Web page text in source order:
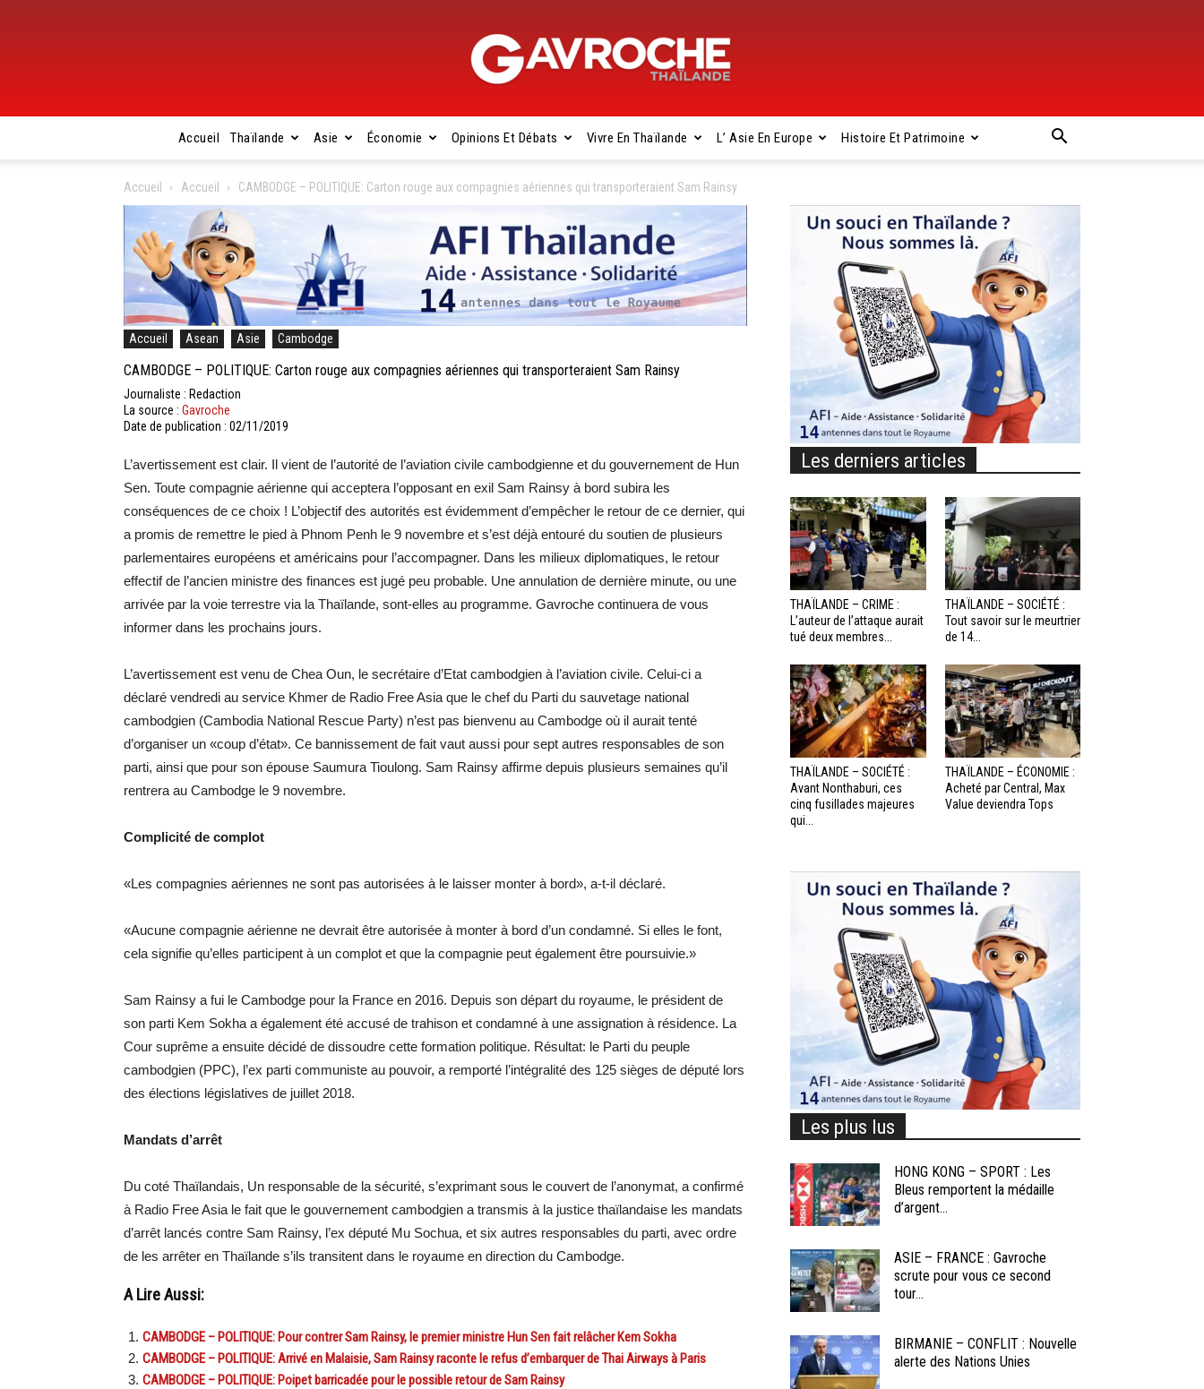
Gavroche
Thaïlande
Accueil Thaïlande Asie Économie Opinions Et Débats Vivre En Thaïlande L’ Asie En Europe Histoire Et Patrimoine
Accueil Accueil CAMBODGE – POLITIQUE: Carton rouge aux compagnies aériennes qui transporteraient Sam Rainsy
Accueil Asean Asie Cambodge
CAMBODGE – POLITIQUE: Carton rouge aux compagnies aériennes qui transporteraient Sam Rainsy
Journaliste : Redaction
La source : Gavroche
Date de publication : 02/11/2019
L’avertissement est clair. Il vient de l’autorité de l’aviation civile cambodgienne et du gouvernement de Hun
Sen. Toute compagnie aérienne qui acceptera l’opposant en exil Sam Rainsy à bord subira les
conséquences de ce choix ! L’objectif des autorités est évidemment d’empêcher le retour de ce dernier, qui
a promis de remettre le pied à Phnom Penh le 9 novembre et s’est déjà entouré du soutien de plusieurs
parlementaires européens et américains pour l’accompagner. Dans les milieux diplomatiques, le retour
effectif de l’ancien ministre des finances est jugé peu probable. Une annulation de dernière minute, ou une
arrivée par la voie terrestre via la Thaïlande, sont-elles au programme. Gavroche continuera de vous
informer dans les prochains jours.
L’avertissement est venu de Chea Oun, le secrétaire d’Etat cambodgien à l’aviation civile. Celui-ci a
déclaré vendredi au service Khmer de Radio Free Asia que le chef du Parti du sauvetage national
cambodgien (Cambodia National Rescue Party) n’est pas bienvenu au Cambodge où il aurait tenté
d’organiser un «coup d’état». Ce bannissement de fait vaut aussi pour sept autres responsables de son
parti, ainsi que pour son épouse Saumura Tioulong. Sam Rainsy affirme depuis plusieurs semaines qu’il
rentrera au Cambodge le 9 novembre.
Complicité de complot
«Les compagnies aériennes ne sont pas autorisées à le laisser monter à bord», a-t-il déclaré.
«Aucune compagnie aérienne ne devrait être autorisée à monter à bord d’un condamné. Si elles le font,
cela signifie qu’elles participent à un complot et que la compagnie peut également être poursuivie.»
Sam Rainsy a fui le Cambodge pour la France en 2016. Depuis son départ du royaume, le président de
son parti Kem Sokha a également été accusé de trahison et condamné à une assignation à résidence. La
Cour suprême a ensuite décidé de dissoudre cette formation politique. Résultat: le Parti du peuple
cambodgien (PPC), l’ex parti communiste au pouvoir, a remporté l’intégralité des 125 sièges de député lors
des élections législatives de juillet 2018.
Mandats d’arrêt
Du coté Thaïlandais, Un responsable de la sécurité, s’exprimant sous le couvert de l’anonymat, a confirmé
à Radio Free Asia le fait que le gouvernement cambodgien a transmis à la justice thaïlandaise les mandats
d’arrêt lancés contre Sam Rainsy, l’ex député Mu Sochua, et six autres responsables du parti, avec ordre
de les arrêter en Thaïlande s’ils transitent dans le royaume en direction du Cambodge.
A Lire Aussi:
CAMBODGE – POLITIQUE: Pour contrer Sam Rainsy, le premier ministre Hun Sen fait relâcher Kem Sokha
CAMBODGE – POLITIQUE: Arrivé en Malaisie, Sam Rainsy raconte le refus d’embarquer de Thai Airways à Paris
CAMBODGE – POLITIQUE: Poipet barricadée pour le possible retour de Sam Rainsy
Les derniers articles
THAÏLANDE – CRIME :
L’auteur de l’attaque aurait
tué deux membres...
THAÏLANDE – SOCIÉTÉ :
Tout savoir sur le meurtrier
de 14...
THAÏLANDE – SOCIÉTÉ :
Avant Nonthaburi, ces
cinq fusillades majeures
qui...
THAÏLANDE – ÉCONOMIE :
Acheté par Central, Max
Value deviendra Tops
Les plus lus
HONG KONG – SPORT : Les
Bleus remportent la médaille
d’argent...
ASIE – FRANCE : Gavroche
scrute pour vous ce second
tour...
BIRMANIE – CONFLIT : Nouvelle
alerte des Nations Unies